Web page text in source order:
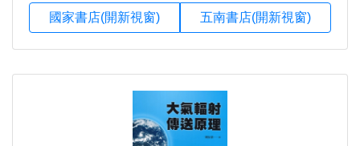
國家書店(開新視窗) 五南書店(開新視窗)